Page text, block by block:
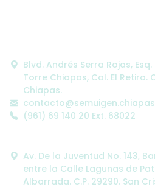
Blvd. Andrés Serra Rojas,
Torre Chiapas, Col. El Retiro.
Chiapas.
(961) 69 140 20 Ext. 68022
Av. De la Juventud No. 143,
entre la Calle Lagunas de
Albarrada. C.P. 29290. San